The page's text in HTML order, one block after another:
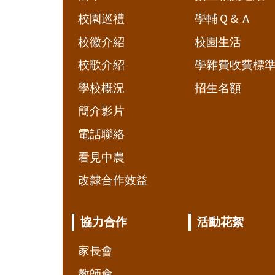
校園巡禮
校徽介紹
校歌介紹
學校概況
簡介影片
電話聯絡
看見中農
改隸合作效益
學輔Ｑ＆Ａ
校園生活
學雜費收費標
招生名額
協力合作
家長會
活動花絮